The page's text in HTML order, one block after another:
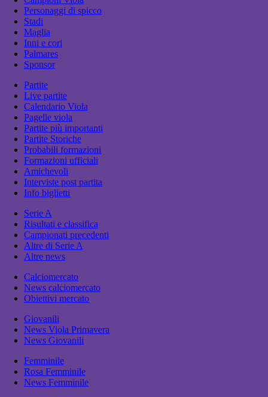
Personaggi di spicco
Stadi
Maglia
Inni e cori
Palmares
Sponsor
Partite
Live partite
Calendario Viola
Pagelle viola
Partite più importanti
Partite Storiche
Probabili formazioni
Formazioni ufficiali
Amichevoli
Interviste post partita
Info biglietti
Serie A
Risultati e classifica
Campionati precedenti
Altre di Serie A
Altre news
Calciomercato
News calciomercato
Obiettivi mercato
Giovanili
News Viola Primavera
News Giovanili
Femminile
Rosa Femminile
News Femminile